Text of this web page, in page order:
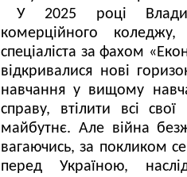
У 2025 році
комерційного
спеціаліста за фахом
відкривалися нові
навчання у вищому
справу, втілити всі
майбутнє. Але війна
вагаючись, за покликом
перед Україною,